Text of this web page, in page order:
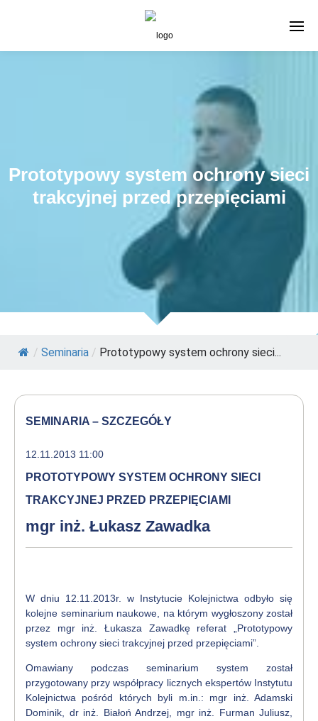
Prototypowy system ochrony sieci
trakcyjnej przed przepięciami
/ Seminaria / Prototypowy system ochrony sieci...
SEMINARIA – SZCZEGÓŁY
12.11.2013 11:00
PROTOTYPOWY SYSTEM OCHRONY SIECI
TRAKCYJNEJ PRZED PRZEPIĘCIAMI
mgr inż. Łukasz Zawadka
W dniu 12.11.2013r. w Instytucie Kolejnictwa odbyło się
kolejne seminarium naukowe, na którym wygłoszony został
przez mgr inż. Łukasza Zawadkę referat „Prototypowy
system ochrony sieci trakcyjnej przed przepięciami”.
Omawiany podczas seminarium system został
przygotowany przy współpracy licznych ekspertów Instytutu
Kolejnictwa pośród których byli m.in.: mgr inż. Adamski
Dominik, dr inż. Białoń Andrzej, mgr inż. Furman Juliusz,